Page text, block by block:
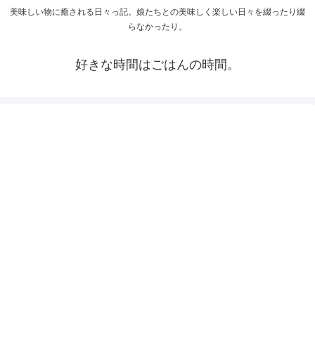
美味しい物に癒される日々っ記。娘たちとの美味しく楽しい日々を綴ったり綴
らなかったり。
好きな時間はごはんの時間。